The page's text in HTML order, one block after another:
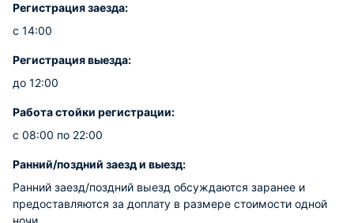
Регистрация заезда:
с 14:00
Регистрация выезда:
до 12:00
Работа стойки регистрации:
с 08:00 по 22:00
Ранний/поздний заезд и выезд:
Ранний заезд/поздний выезд обсуждаются заранее и
предоставляются за доплату в размере стоимости одной
ночи.